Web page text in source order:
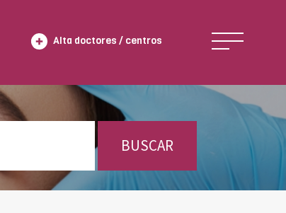
Alta doctores / centros
BUSCAR